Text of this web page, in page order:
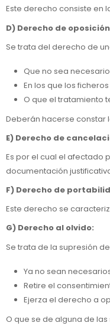
Este derecho consiste en
D) Derecho de
Se trata del derecho de
Que no sea
En los que los
O que el tratamiento
Deberán hacerse constar
E) Derecho de
Es por el cual el afectado
documentación
F) Derecho de
Este derecho se
G) Derecho al olvido:
Se trata de la supresión
Ya no sean
Retire el
Ejerza el derecho a
O que se de alguna de